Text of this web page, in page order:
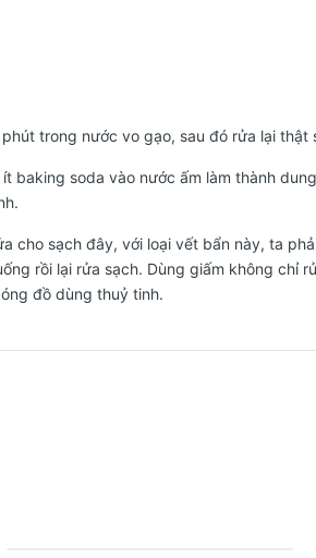
trong nước vo gạo, sau đó rửa lại thật
baking soda vào nước ấm làm thành
cho sạch đây, với loại vết bẩn này, ta
rồi lại rửa sạch. Dùng giấm không chỉ
đồ dùng thuỷ tinh.